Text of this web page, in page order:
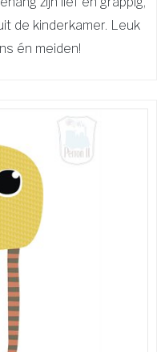
de kinderkamer. Leuk
én meiden!